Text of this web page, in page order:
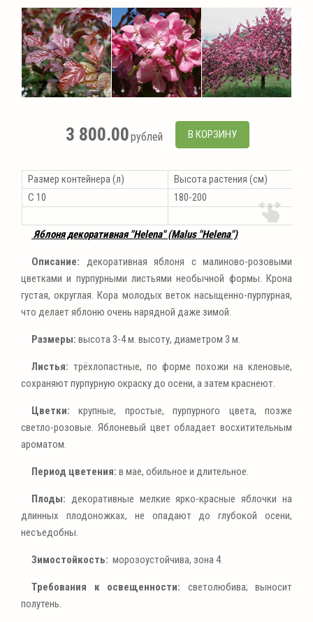
3 800.00рублей В КОРЗИНУ
Размер контейнера (л) Высота растения (см)
C 10
180-200
Яблоня декоративная "Helena" (Malus "Helena")
Описание: декоративная яблоня с малиново-розовыми
цветками и пурпурными листьями необычной формы. Крона
густая, округлая. Кора молодых веток насыщенно-пурпурная,
что делает яблоню очень нарядной даже зимой.
Размеры: высота 3-4 м. высоту, диаметром 3 м.
Листья: трёхлопастные, по форме похожи на кленовые,
сохраняют пурпурную окраску до осени, а затем краснеют.
Цветки: крупные, простые, пурпурного цвета, позже
светло-розовые. Яблоневый цвет обладает восхитительным
ароматом.
Период цветения: в мае, обильное и длительное.
Плоды: декоративные мелкие ярко-красные яблочки на
длинных плодоножках, не опадают до глубокой осени,
несъедобны.
Зимостойкость: морозоустойчива, зона 4.
Требования к освещенности: светолюбива; выносит
полутень.